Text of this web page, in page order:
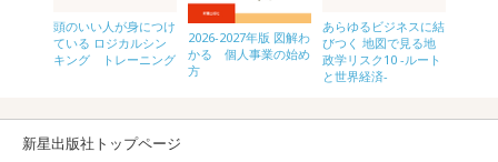
頭のいい人が身につけ
ている ロジカルシン
キング トレーニング
2026-2027年版 図解わ
かる 個人事業の始め
方
あらゆるビジネスに結
びつく 地図で見る地
政学リスク10 -ルート
と世界経済-
新星出版社トップページ